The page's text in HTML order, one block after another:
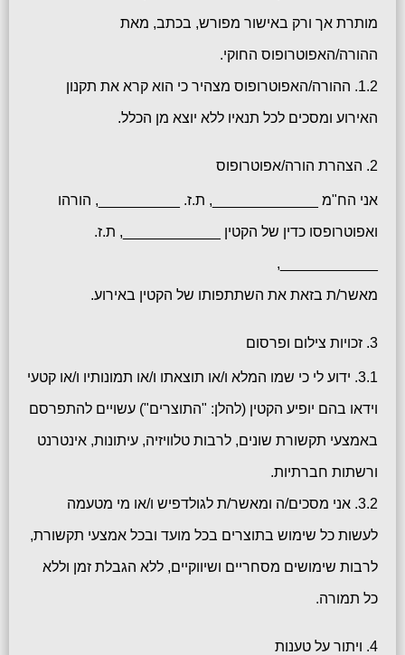
מותרת אך ורק באישור מפורש, בכתב, מאת
ההורה/האפוטרופוס החוקי.
1.2. ההורה/האפוטרופוס מצהיר כי הוא קרא את תקנון
האירוע ומסכים לכל תנאיו ללא יוצא מן הכלל.
2. הצהרת הורה/אפוטרופוס
אני הח"מ _____________, ת.ז. __________, הורהו
ואפוטרופסו כדין של הקטין ____________, ת.ז.
____________,
מאשר/ת בזאת את השתתפותו של הקטין באירוע.
3. זכויות צילום ופרסום
3.1. ידוע לי כי שמו המלא ו/או תוצאתו ו/או תמונותיו ו/או קטעי
וידאו בהם יופיע הקטין (להלן: "התוצרים") עשויים להתפרסם
באמצעי תקשורת שונים, לרבות טלוויזיה, עיתונות, אינטרנט
ורשתות חברתיות.
3.2. אני מסכים/ה ומאשר/ת לגולדפיש ו/או מי מטעמה
לעשות כל שימוש בתוצרים בכל מועד ובכל אמצעי תקשורת,
לרבות שימושים מסחריים ושיווקיים, ללא הגבלת זמן וללא
כל תמורה.
4. ויתור על טענות